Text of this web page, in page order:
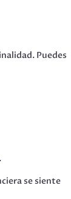
Puedes
se siente